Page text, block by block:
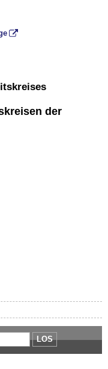
der
LOS